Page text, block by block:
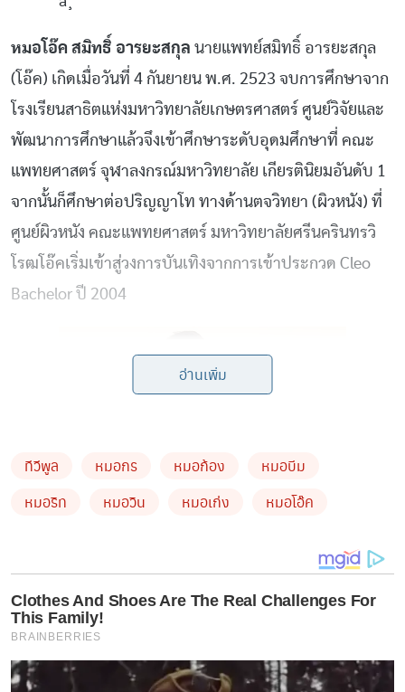
หมอโอ๊ค สมิทธิ์ อารยะสกุล นายแพทย์สมิทธิ์ อารยะสกุล
(โอ๊ค) เกิดเมื่อวันที่ 4 กันยายน พ.ศ. 2523 จบการศึกษาจาก
โรงเรียนสาธิตแห่งมหาวิทยาลัยเกษตรศาสตร์ ศูนย์วิจัยและ
พัฒนาการศึกษาแล้วจึงเข้าศึกษาระดับอุดมศึกษาที่ คณะ
แพทยศาสตร์ จุฬาลงกรณ์มหาวิทยาลัย เกียรตินิยมอันดับ 1
จากนั้นก็ศึกษาต่อปริญญาโท ทางด้านตจวิทยา (ผิวหนัง) ที่
ศูนย์ผิวหนัง คณะแพทยศาสตร์ มหาวิทยาลัยศรีนครินทรวิ
โรฒโอ๊คเริ่มเข้าสู่วงการบันเทิงจากการเข้าประกวด Cleo
Bachelor ปี 2004
หมอเก่ง วาโย อัศวรุ่งเรือง
อ่านเพิ่ม
ทีวีพูล หมอกร หมอก้อง
หมอบีม
หมอริท
หมอวิน หมอเก่ง หมอโอ๊ค
Clothes And Shoes Are The Real Challenges For
This Family!
BRAINBERRIES